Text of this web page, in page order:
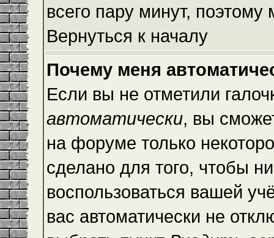
всего пару минут,
Вернуться к началу
Почему меня
Если вы не отметили
автоматически, вы
на форуме только
сделано для того, чтобы
воспользоваться вашей
вас автоматически не